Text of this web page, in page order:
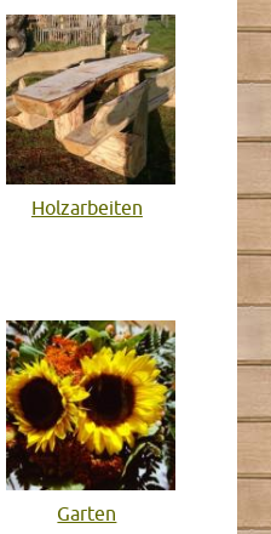
Holzarbeiten
Garten